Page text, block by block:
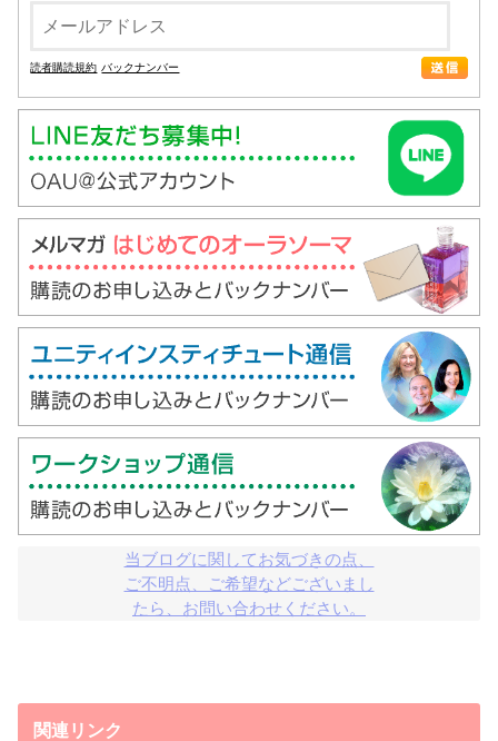
読者購読規約 バックナンバー
当ブログに関してお気づきの点、
ご不明点、ご希望などございまし
たら、お問い合わせください。
関連リンク